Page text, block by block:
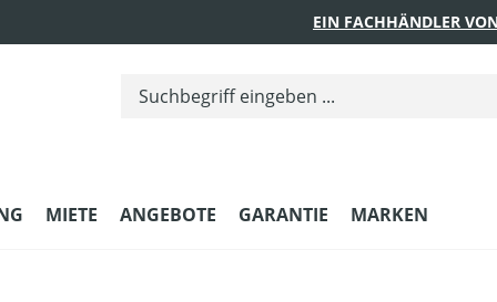
EIN FACHHÄNDLER
MIETE ANGEBOTE GARANTIE MARKEN